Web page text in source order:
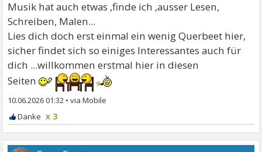
Musik hat auch etwas ,finde ich ,ausser Lesen,
Schreiben, Malen...
Lies dich doch erst einmal ein wenig Querbeet hier,
sicher findet sich so einiges Interessantes auch für
dich ...willkommen erstmal hier in diesen
Seiten
10.06.2026 01:32 •
x 3